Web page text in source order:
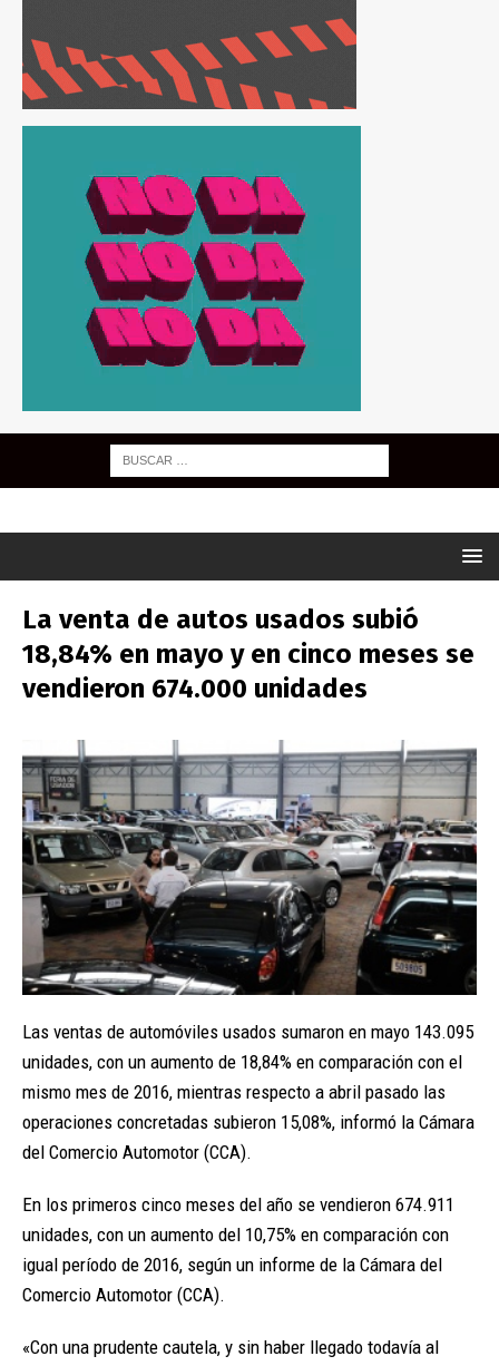
La venta de autos usados subió
18,84% en mayo y en cinco meses se
vendieron 674.000 unidades
Las ventas de automóviles usados sumaron en mayo 143.095
unidades, con un aumento de 18,84% en comparación con el
mismo mes de 2016, mientras respecto a abril pasado las
operaciones concretadas subieron 15,08%, informó la Cámara
del Comercio Automotor (CCA).
En los primeros cinco meses del año se vendieron 674.911
unidades, con un aumento del 10,75% en comparación con
igual período de 2016, según un informe de la Cámara del
Comercio Automotor (CCA).
«Con una prudente cautela, y sin haber llegado todavía al